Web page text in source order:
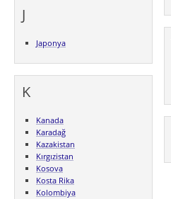
J
Japonya
K
Kanada
Karadağ
Kazakistan
Kırgızistan
Kosova
Kosta Rika
Kolombiya